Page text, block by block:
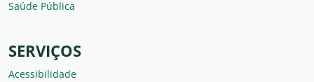
Saúde Pública
SERVIÇOS
Acessibilidade